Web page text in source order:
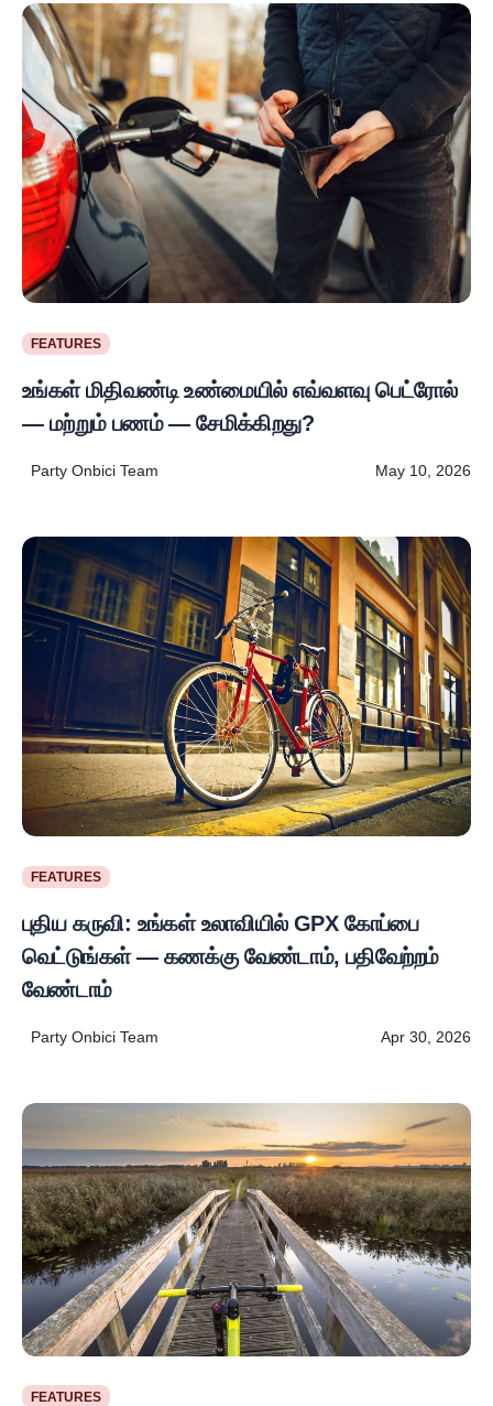
FEATURES
உங்கள் மிதிவண்டி உண்மையில் எவ்வளவு பெட்ரோல்
— மற்றும் பணம் — சேமிக்கிறது?
Party Onbici Team May 10, 2026
FEATURES
புதிய கருவி: உங்கள் உலாவியில் GPX கோப்பை
வெட்டுங்கள் — கணக்கு வேண்டாம், பதிவேற்றம்
வேண்டாம்
Party Onbici Team Apr 30, 2026
FEATURES